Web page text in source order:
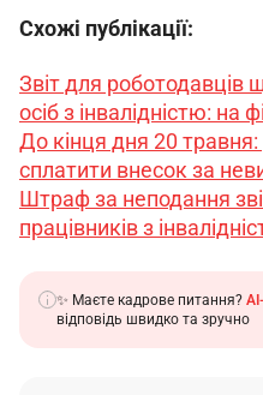
Схожі публікації:
Звіт для
осіб з інвалідністю: на
До кінця дня 20
сплатити внесок за
Штраф за неподання
працівників з
✨ Маєте кадрове питання?
відповідь швидко та зручно